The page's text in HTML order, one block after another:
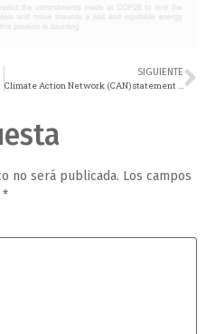
SIGUIENTE
Climate Action Network (CAN) statement on Gaza
no será publicada. Los campos
*